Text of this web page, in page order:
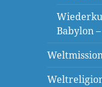
Babylon